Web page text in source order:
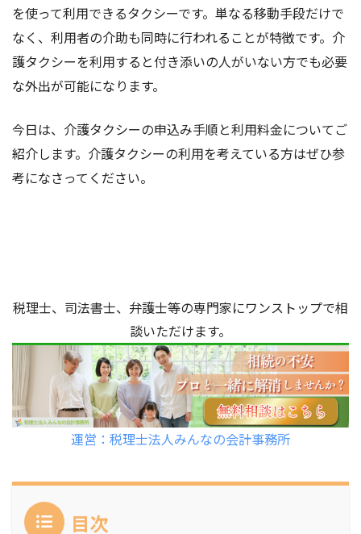
を使って利用できるタクシーです。単なる移動手段だけで
なく、利用者の介助も同時に行われることが特徴です。介
護タクシーを利用すると付き添いの人がいない方でも必要
な外出が可能になります。
今日は、介護タクシーの申込み手順と利用料金についてご
紹介します。介護タクシーの利用を考えている方はぜひ参
考になさってください。
税理士、司法書士、弁護士等の専門家にワンストップで相
談いただけます。
運営：税理士法人みんなの会計事務所
目次